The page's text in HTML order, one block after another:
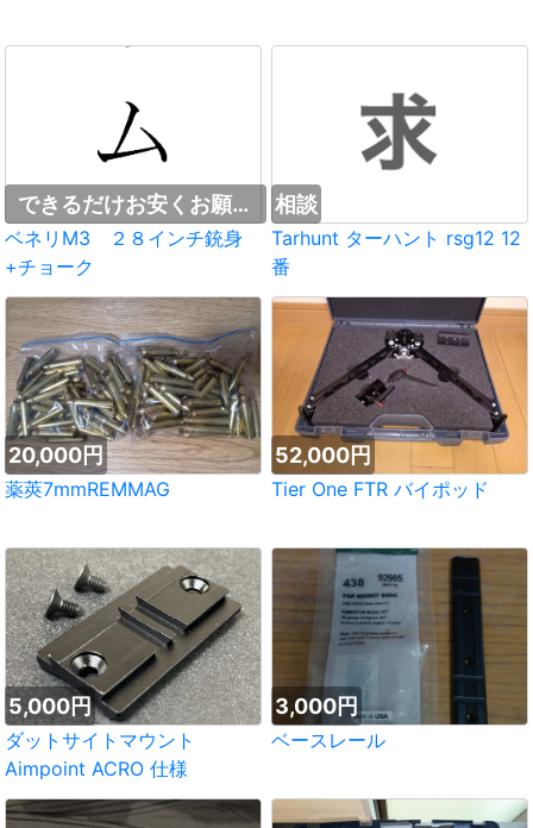
できるだけお安くお願い
します。
ベネリM3 ２８インチ銃身
+チョーク
相談
Tarhunt ターハント rsg12 12
番
20,000円
薬莢7mmREMMAG
52,000円
Tier One FTR バイポッド
5,000円
ダットサイトマウント
Aimpoint ACRO 仕様
3,000円
ベースレール